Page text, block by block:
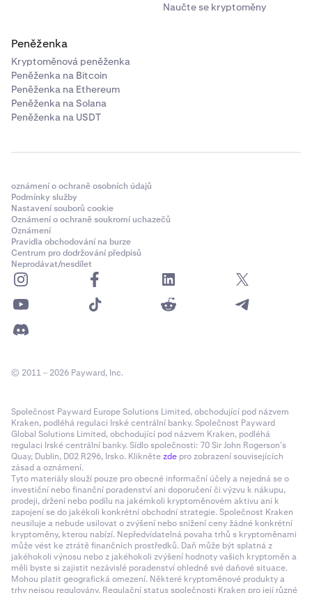
Naučte se kryptoměny
Peněženka
Kryptoměnová peněženka
Peněženka na Bitcoin
Peněženka na Ethereum
Peněženka na Solana
Peněženka na USDT
oznámení o ochraně osobních údajů
Podmínky služby
Nastavení souborů cookie
Oznámení o ochraně soukromí uchazečů
Oznámení
Pravidla obchodování na burze
Centrum pro dodržování předpisů
Neprodávat/nesdílet
© 2011 – 2026 Payward, Inc.
Společnost Payward Europe Solutions Limited, obchodující pod názvem
Kraken, podléhá regulaci Irské centrální banky. Společnost Payward
Global Solutions Limited, obchodující pod názvem Kraken, podléhá
regulaci Irské centrální banky. Sídlo společnosti: 70 Sir John Rogerson’s
Quay, Dublin, D02 R296, Irsko. Kliknětezde pro zobrazení souvisejících
zásad a oznámení.
Tyto materiály slouží pouze pro obecné informační účely a nejedná se o
investiční nebo finanční poradenství ani doporučení či výzvu k nákupu,
prodeji, držení nebo podílu na jakémkoli kryptoměnovém aktivu ani k
zapojení se do jakékoli konkrétní obchodní strategie. Společnost Kraken
neusiluje a nebude usilovat o zvýšení nebo snížení ceny žádné konkrétní
kryptoměny, kterou nabízí. Nepředvídatelná povaha trhů s kryptoměnami
může vést ke ztrátě finančních prostředků. Daň může být splatná z
jakéhokoli výnosu nebo z jakéhokoli zvýšení hodnoty vašich kryptoměn a
měli byste si zajistit nezávislé poradenství ohledně své daňové situace.
Mohou platit geografická omezení. Některé kryptoměnové produkty a
trhy nejsou regulovány. Regulační status společnosti Kraken pro její různé